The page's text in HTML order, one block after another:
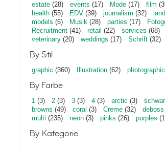
estate (28) events (17) Mode (17) film
health (55) EDV (39) journalism (32)
models (6) Musik (28) parties (17)
Recruitment (41) retail (22) services (68)
veterinary (20) weddings (17) Schrift (32)
By Stil
graphic (360) Illustration (62) photographic
By Farbe
1 (3) 2 (3) 3 (3) 4 (3) arctic (3)
browns (49) coral (3) Creme (32) deboss
multi (235) neon (3) pinks (26) purples
By Kategorie